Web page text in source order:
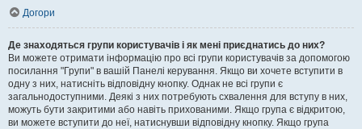
Догори
Де знаходяться групи користувачів і як мені приєднатись до них?
Ви можете отримати інформацію про всі групи користувачів за допомогою
посилання "Групи" в вашій Панелі керування. Якщо ви хочете вступити в
одну з них, натисніть відповідну кнопку. Однак не всі групи є
загальнодоступними. Деякі з них потребують схвалення для вступу в них,
можуть бути закритими або навіть прихованими. Якщо група є відкритою,
ви можете вступити до неї, натиснувши відповідну кнопку. Якщо група